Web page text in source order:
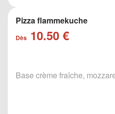
Pizza flammekuche
Dès 10.50 €
Base crème fraîche,